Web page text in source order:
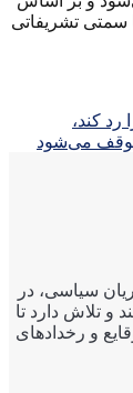
سمتی تشریفاتی
4 حزب را رد کند،
می‌شود
سیاسی، در
تلاش دارد تا
و رخدادهای